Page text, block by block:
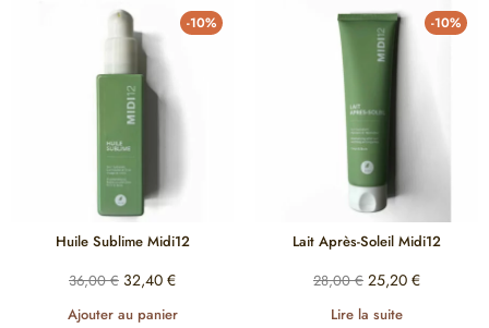
-10%
Huile Sublime Midi12
36,00€ 32,40 €
Ajouter au panier
-10%
Lait Après-Soleil Midi12
28,00€ 25,20 €
Lire la suite